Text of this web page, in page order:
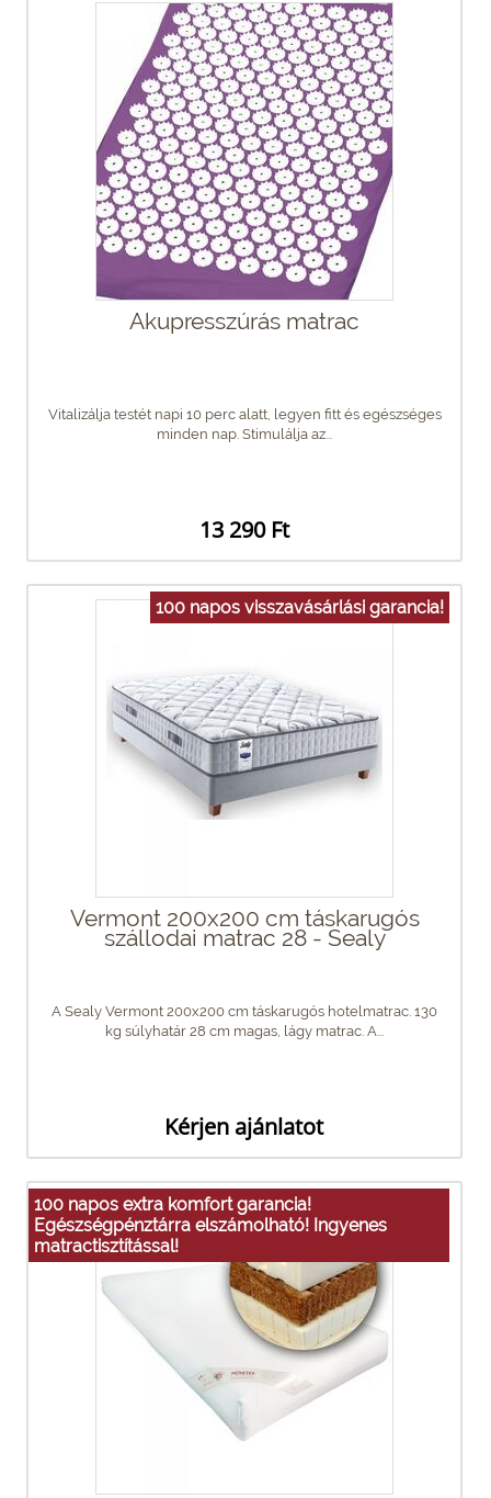
Akupresszúrás matrac
Vitalizálja testét napi 10 perc alatt, legyen fitt és egészséges
minden nap. Stimulálja az...
13 290 Ft
100 napos visszavásárlási garancia!
Vermont 200x200 cm táskarugós
szállodai matrac 28 - Sealy
A Sealy Vermont 200x200 cm táskarugós hotelmatrac. 130
kg súlyhatár 28 cm magas, lágy matrac. A...
Kérjen ajánlatot
100 napos extra komfort garancia!
Egészségpénztárra elszámolható! Ingyenes
matractisztítással!